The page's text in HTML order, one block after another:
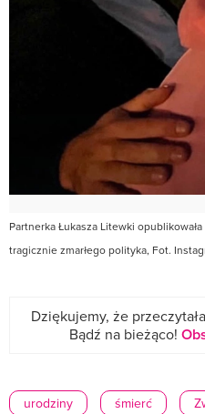
Partnerka Łukasza Litewki
tragicznie zmarłego polityka, Fot.
Dziękujemy, że
Bądź na bieżąco!
urodziny śmierć